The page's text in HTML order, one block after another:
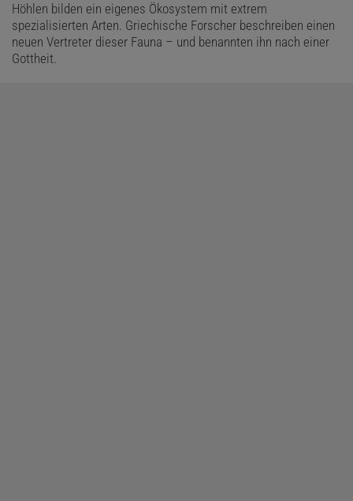
Höhlen bilden ein eigenes Ökosystem mit extrem
spezialisierten Arten. Griechische Forscher beschreiben einen
neuen Vertreter dieser Fauna – und benannten ihn nach einer
Gottheit.